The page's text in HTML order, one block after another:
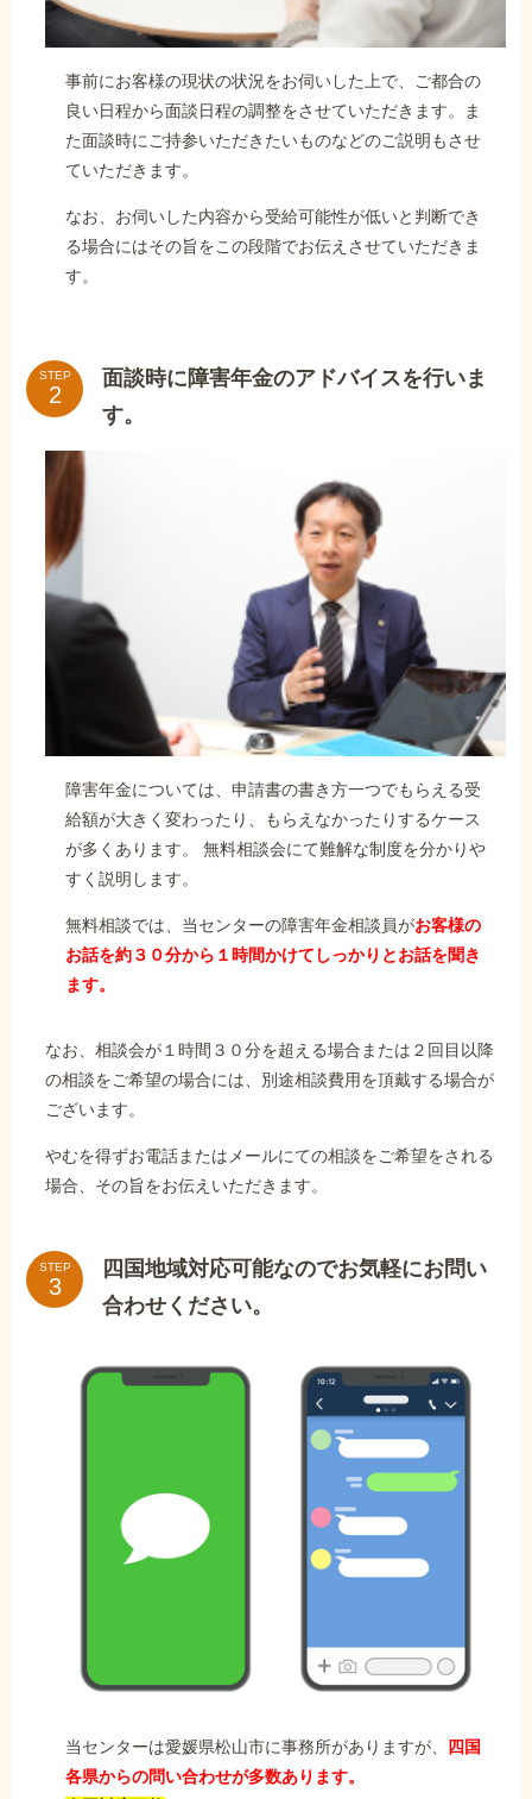
事前にお客様の現状の状況をお伺いした上で、ご都合の
良い日程から面談日程の調整をさせていただきます。ま
た面談時にご持参いただきたいものなどのご説明もさせ
ていただきます。
なお、お伺いした内容から受給可能性が低いと判断でき
る場合にはその旨をこの段階でお伝えさせていただきま
す。
STEP
面談時に障害年金のアドバイスを行いま
す。
障害年金については、申請書の書き方一つでもらえる受
給額が大きく変わったり、もらえなかったりするケース
が多くあります。 無料相談会にて難解な制度を分かりや
すく説明します。
無料相談では、当センターの障害年金相談員がお客様の
お話を約３０分から１時間かけてしっかりとお話を聞き
ます。
なお、相談会が１時間３０分を超える場合または２回目以降
の相談をご希望の場合には、別途相談費用を頂戴する場合が
ございます。
やむを得ずお電話またはメールにての相談をご希望をされる
場合、その旨をお伝えいただきます。
STEP
四国地域対応可能なのでお気軽にお問い
合わせください。
当センターは愛媛県松山市に事務所がありますが、
四国
各県からの問い合わせが多数あります。